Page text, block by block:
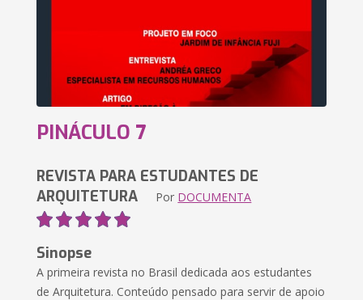
PINÁCULO 7
REVISTA PARA ESTUDANTES DE
ARQUITETURA Por DOCUMENTA
Sinopse
A primeira revista no Brasil dedicada aos estudantes
de Arquitetura. Conteúdo pensado para servir de apoio